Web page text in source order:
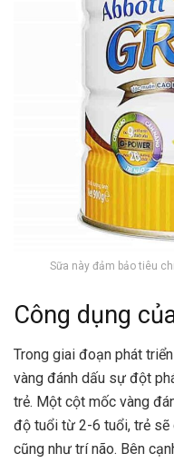
Sữa này đảm bảo tiêu
Công dụng
Trong giai đoạn phát
vàng đánh dấu sự đột
trẻ. Một cột mốc vàng
độ tuổi từ 2-6 tuổi, trẻ sẽ
cũng như trí não. Bên